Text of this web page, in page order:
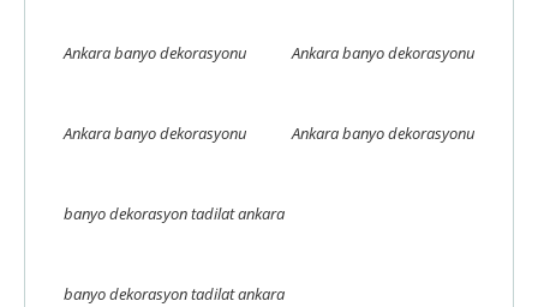
Ankara banyo dekorasyonu Ankara banyo dekorasyonu
Ankara banyo dekorasyonu Ankara banyo dekorasyonu
banyo dekorasyon tadilat ankara
banyo dekorasyon tadilat ankara